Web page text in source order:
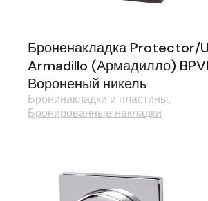
Броненакладка Protector/
Armadillo (Армадилло)
Вороненый никель
Бронинакладки и пластины
Бронированные накладки